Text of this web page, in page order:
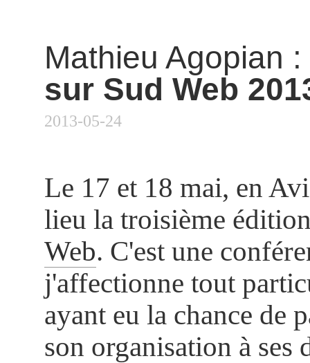
Mathieu Agopian :
sur Sud Web
2013-05-24
Le 17 et 18 mai, en
lieu la troisième
Web. C'est une
j'affectionne tout
ayant eu la chance de
son organisation à ses